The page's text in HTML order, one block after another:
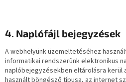
4. Naplófájl bejegyzések
A webhelyünk üzemeltetéséhez
informatikai rendszerünk elektronikus
naplóbejegyzésekben eltárolásra kerül
használt böngésző típusa, az internet